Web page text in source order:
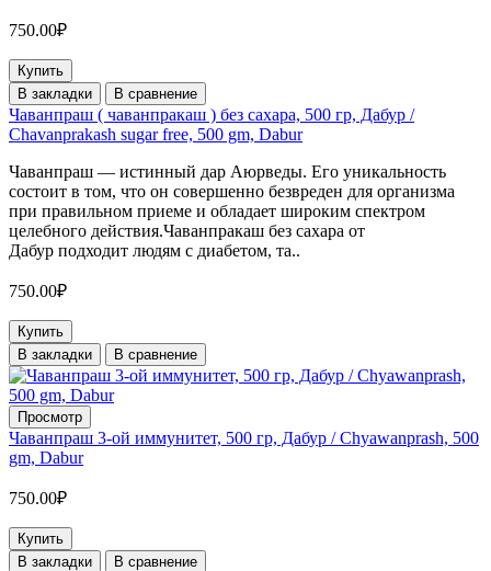
750.00₽
Купить
В закладки
В сравнение
Чаванпраш ( чаванпракаш ) без сахара, 500 гр, Дабур /
Chavanprakash sugar free, 500 gm, Dabur
Чаванпраш — истинный дар Аюрведы. Его уникальность
состоит в том, что он совершенно безвреден для организма
при правильном приеме и обладает широким спектром
целебного действия.Чаванпракаш без сахара от
Дабур подходит людям с диабетом, та..
750.00₽
Купить
В закладки
В сравнение
Просмотр
Чаванпраш 3-ой иммунитет, 500 гр, Дабур / Chyawanprash, 500
gm, Dabur
750.00₽
Купить
В закладки
В сравнение